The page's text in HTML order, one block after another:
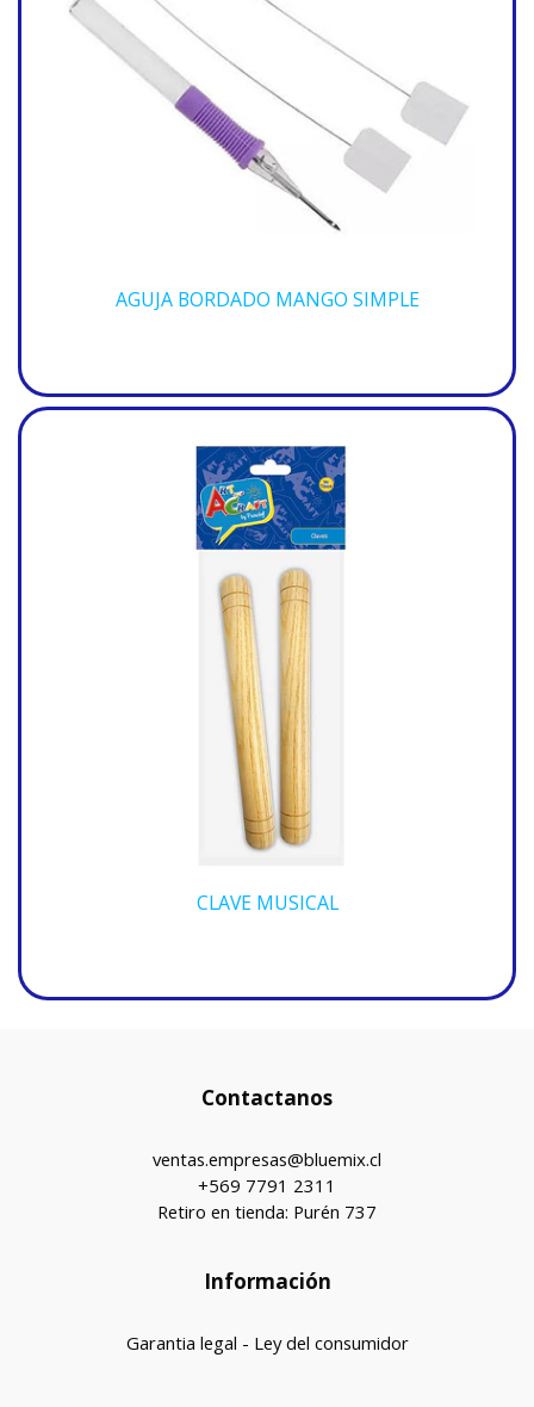
AGUJA BORDADO MANGO SIMPLE
CLAVE MUSICAL
Contactanos
ventas.empresas@bluemix.cl
+569 7791 2311
Retiro en tienda: Purén 737
Información
Garantia legal - Ley del consumidor